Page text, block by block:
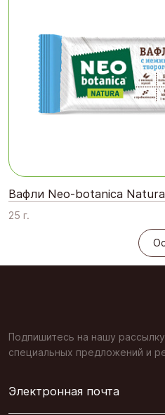
Вафли Neo-botanica
25 г.
Подпишитесь на нашу
специальных предложений и
Электронная почта